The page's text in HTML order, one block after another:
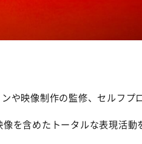
や映像制作の監修、セルフプ
を含めたトータルな表現活動